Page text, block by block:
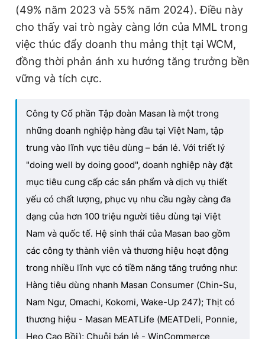
(49% năm 2023 và 55% năm 2024). Điều này
cho thấy vai trò ngày càng lớn của MML trong
việc thúc đẩy doanh thu mảng thịt tại WCM,
đồng thời phản ánh xu hướng tăng trưởng bền
vững và tích cực.
Công ty Cổ phần Tập đoàn Masan là một trong
những doanh nghiệp hàng đầu tại Việt Nam, tập
trung vào lĩnh vực tiêu dùng – bán lẻ. Với triết lý
"doing well by doing good", doanh nghiệp này đặt
mục tiêu cung cấp các sản phẩm và dịch vụ thiết
yếu có chất lượng, phục vụ nhu cầu ngày càng đa
dạng của hơn 100 triệu người tiêu dùng tại Việt
Nam và quốc tế. Hệ sinh thái của Masan bao gồm
các công ty thành viên và thương hiệu hoạt động
trong nhiều lĩnh vực có tiềm năng tăng trưởng như:
Hàng tiêu dùng nhanh Masan Consumer (Chin-Su,
Nam Ngư, Omachi, Kokomi, Wake-Up 247); Thịt có
thương hiệu - Masan MEATLife (MEATDeli, Ponnie,
Heo Cao Bồi); Chuỗi bán lẻ - WinCommerce